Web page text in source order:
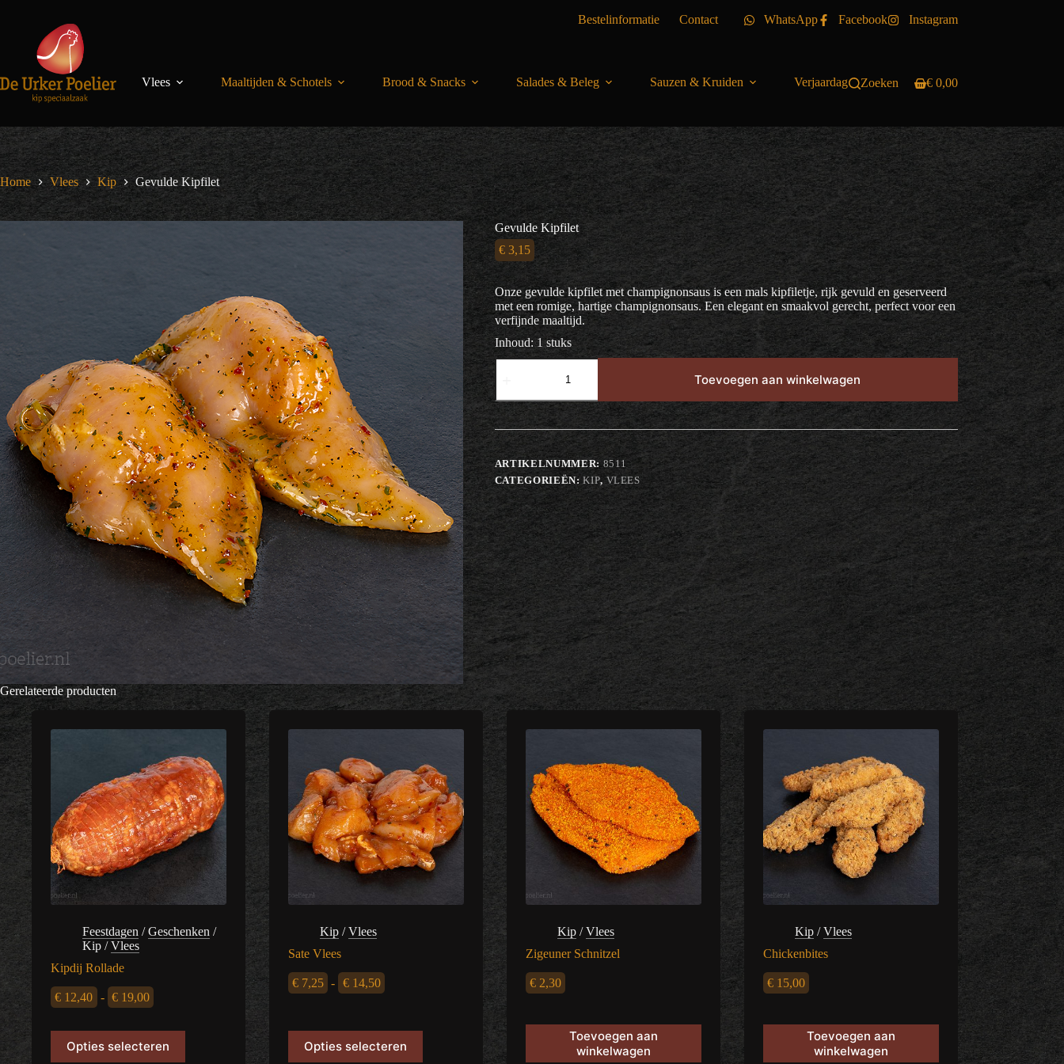
Bestelinformatie Contact WhatsApp Facebook Instagram
Vlees Maaltijden & Schotels Brood & Snacks Salades & Beleg Sauzen & Kruiden Verjaardag Zoeken Winkelwagen
€0,00
Home Vlees Kip Gevulde Kipfilet
Gevulde Kipfilet
€ 3,15
Onze gevulde kipfilet met champignonsaus is een mals kipfiletje, rijk gevuld en geserveerd
met een romige, hartige champignonsaus. Een elegant en smaakvol gerecht, perfect voor een
verfijnde maaltijd.
Inhoud: 1 stuks
Gevulde
Toevoegen aan winkelwagen
ARTIKELNUMMER:8511
CATEGORIEËN:KIP,VLEES
Gerelateerde producten
Feestdagen /Geschenken /
Kip /Vlees
Kipdij Rollade
€ 12,40 - €19,00
tot
Opties selecteren
product
Kip/Vlees
Sate Vlees
€ 7,25 - €14,50
Opties selecteren
product
Kip/Vlees
Zigeuner Schnitzel
€ 2,30
Toevoegen aan
winkelwagen
Kip/Vlees
Chickenbites
€15,00
Toevoegen aan
winkelwagen